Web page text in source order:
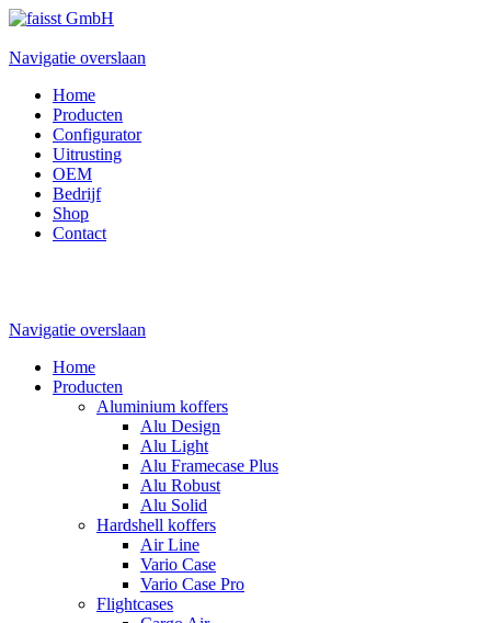
Navigatie overslaan
Home
Producten
Configurator
Uitrusting
OEM
Bedrijf
Shop
Contact
Navigatie overslaan
Home
Producten
Aluminium koffers
Alu Design
Alu Light
Alu Framecase Plus
Alu Robust
Alu Solid
Hardshell koffers
Air Line
Vario Case
Vario Case Pro
Flightcases